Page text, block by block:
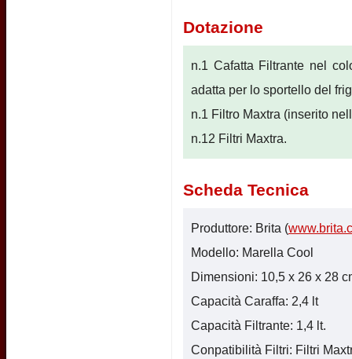
Dotazione
n.1 Cafatta Filtrante nel
adatta per lo sportello del
n.1 Filtro Maxtra (inserito
n.12 Filtri Maxtra.
Scheda Tecnica
Produttore: Brita (
Modello: Marella Cool
Dimensioni: 10,5 x 26 x 28
Capacità Caraffa: 2,4 lt
Capacità Filtrante: 1,4 lt.
Conpatibilità Filtri: Filtri